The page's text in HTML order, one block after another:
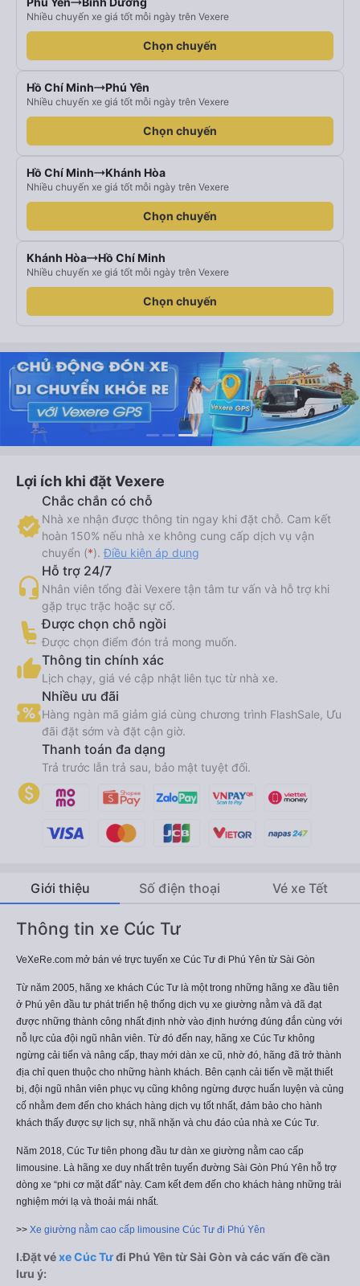
Nhiều chuyến xe giá tốt mỗi ngày trên Vexere
Chọn chuyến
Hồ Chí Minh Phú Yên
Nhiều chuyến xe giá tốt mỗi ngày trên Vexere
Chọn chuyến
Hồ Chí Minh Khánh Hòa
Nhiều chuyến xe giá tốt mỗi ngày trên Vexere
Chọn chuyến
Khánh Hòa Hồ Chí Minh
Nhiều chuyến xe giá tốt mỗi ngày trên Vexere
Chọn chuyến
Lợi ích khi đặt Vexere
Chắc chắn có chỗ
Nhà xe nhận được thông tin ngay khi đặt chỗ. Cam kết
hoàn 150% nếu nhà xe không cung cấp dịch vụ vận
chuyển (*).Điều kiện áp dụng
Hỗ trợ 24/7
Nhân viên tổng đài Vexere tận tâm tư vấn và hỗ trợ khi
gặp trục trặc hoặc sự cố.
Được chọn chỗ ngồi
Được chọn điểm đón trả mong muốn.
Thông tin chính xác
Lịch chạy, giá vé cập nhật liên tục từ nhà xe.
Nhiều ưu đãi
Hàng ngàn mã giảm giá cùng chương trình FlashSale, Ưu
đãi đặt sớm và đặt cận giờ.
Thanh toán đa dạng
Trả trước lẫn trả sau, bảo mật tuyệt đối.
Giới thiệu Số điện thoại Vé xe Tết
Thông tin xe Cúc Tư
VeXeRe.com mở bán vé trực tuyến xe Cúc Tư đi Phú Yên từ Sài Gòn
Từ năm 2005, hãng xe khách Cúc Tư là một trong những hãng xe đầu tiên
ở Phú yên đầu tư phát triển hệ thống dịch vụ xe giường nằm và đã đạt
được những thành công nhất định nhờ vào định hướng đúng đắn cùng với
nỗ lực của đội ngũ nhân viên. Từ đó đến nay, hãng xe Cúc Tư không
ngừng cải tiến và nâng cấp, thay mới dàn xe cũ, nhờ đó, hãng đã trở thành
địa chỉ quen thuộc cho những hành khách. Bên cạnh cải tiến về mặt thiết
bị, đội ngũ nhân viên phục vụ cũng không ngừng được huấn luyện và củng
cố nhằm đem đến cho khách hàng dịch vụ tốt nhất, đảm bảo cho hành
khách thấy được sự lịch sự, nhã nhặn và chu đáo của nhà xe Cúc Tư.
Năm 2018, Cúc Tư tiên phong đầu tư dàn xe giường nằm cao cấp
limousine. Là hãng xe duy nhất trên tuyến đường Sài Gòn Phú Yên hỗ trợ
dòng xe “phi cơ mặt đất” này. Cam kết đem đến cho khách hàng những trải
nghiệm mới lạ và thoải mái nhất.
>> Xe giường nằm cao cấp limousine Cúc Tư đi Phú Yên
I.Đặt véxe Cúc Tưđi Phú Yên từ Sài Gòn và các vấn đề cần
lưu ý: